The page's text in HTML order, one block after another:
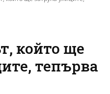
който ще
тепърва